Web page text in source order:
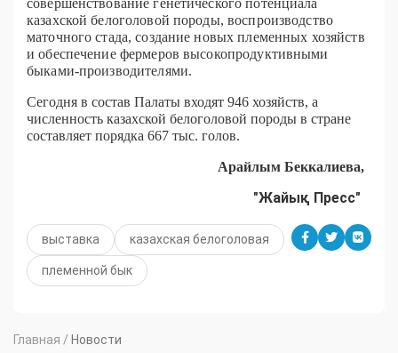
совершенствование генетического потенциала
казахской белоголовой породы, воспроизводство
маточного стада, создание новых племенных хозяйств
и обеспечение фермеров высокопродуктивными
быками-производителями.
Сегодня в состав Палаты входят 946 хозяйств, а
численность казахской белоголовой породы в стране
составляет порядка 667 тыс. голов.
Арайлым Беккалиева,
"Жайық Пресс"
выставка казахская белоголовая
племенной бык
Главная / Новости